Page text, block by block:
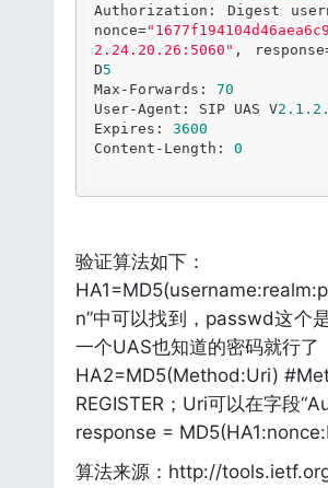
Authorization: Digest
nonce=
2.24.20.26:5060" ,
D5
Max-Forwards: 70
User-Agent: SIP UAS V2 .1 .2
Expires: 3600
Content-Length: 0
验证算法如下：
n”中可以找到，passwd这个
一个UAS也知道的密码就行了
HA2=MD5(Method:Uri)
REGISTER；Uri可以在字段
response =
算法来源：http://